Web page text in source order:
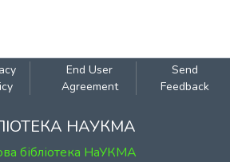
End User
Agreement
Send
Feedback
НАУКМА
бібліотека НаУКМА